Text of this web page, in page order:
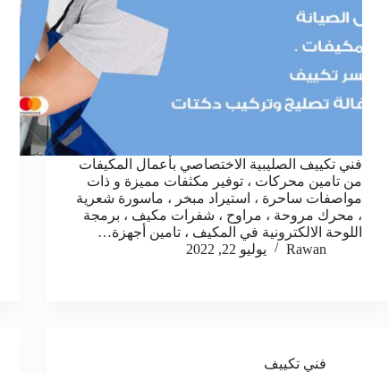
فني تكييف الصليبية الاختصاصي بأعمال المكيفات
من تامين محركات ، توفير مكثفات مميزة و ذات
مواصفات ساحرة ، استيراد مبخر ، ماسورة شعرية
، محرك مروحة ، مراوح ، شفرات مكيف ، برمجة
اللوحة الالكترونية في المكيف ، تامين أجهزة…
Rawan
يوليو 22, 2022
فني تكييف